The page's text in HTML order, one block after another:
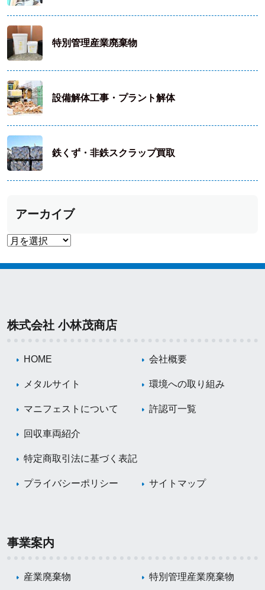
特別管理産業廃棄物
設備解体工事・プラント解体
鉄くず・非鉄スクラップ買取
アーカイブ
株式会社 小林茂商店
HOME 会社概要
メタルサイト 環境への取り組み
マニフェストについて 許認可一覧
回収車両紹介
特定商取引法に基づく表記
プライバシーポリシー サイトマップ
事業案内
産業廃棄物 特別管理産業廃棄物